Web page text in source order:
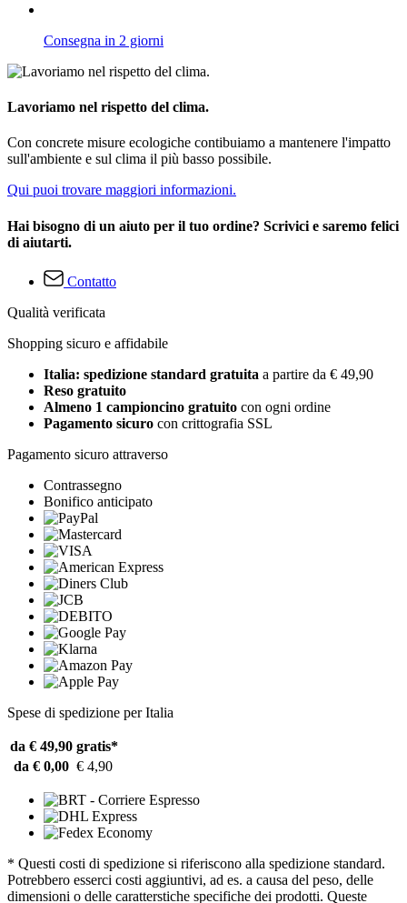
Consegna in 2 giorni
Lavoriamo nel rispetto del clima.
Con concrete misure ecologiche contibuiamo a mantenere l'impatto
sull'ambiente e sul clima il più basso possibile.
Qui puoi trovare maggiori informazioni.
Hai bisogno di un aiuto per il tuo ordine? Scrivici e saremo felici
di aiutarti.
Contatto
Qualità verificata
Shopping sicuro e affidabile
Italia: spedizione standard gratuita a partire da € 49,90
Reso gratuito
Almeno 1 campioncino gratuito con ogni ordine
Pagamento sicuro con crittografia SSL
Pagamento sicuro attraverso
Contrassegno
Bonifico anticipato
Spese di spedizione per Italia
da € 49,90 gratis*
da € 0,00 € 4,90
* Questi costi di spedizione si riferiscono alla spedizione standard.
Potrebbero esserci costi aggiuntivi, ad es. a causa del peso, delle
dimensioni o delle caratterstiche specifiche dei prodotti. Queste